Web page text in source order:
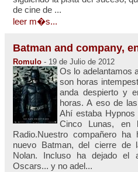
de cine de ...
leer m�s...
Batman and company,
Romulo - 19 de Julio de 2012
Os lo adelantamos
son horas
anda despierto y
horas. A eso de
Ahí estaba
Cinco Lunas, en
Radio.Nuestro compañero
nuevo Batman, del cierre de
Nolan. Incluso ha dejado el
Oscars... y no adel...